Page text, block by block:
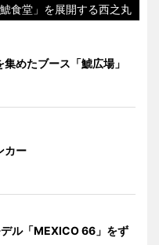
食堂」を展開する西之丸
めたブース「鯱広場」
カー
ル「MEXICO 66」をず